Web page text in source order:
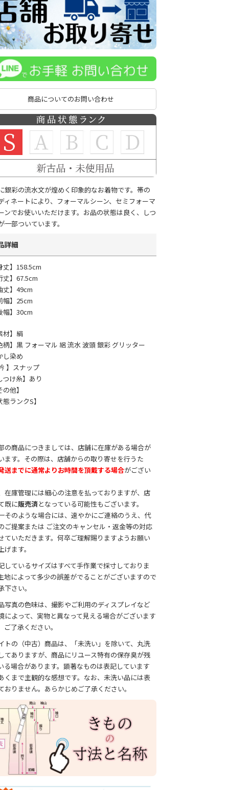
商品についてのお問い合わせ
銀彩の流水文が煌めく印象的なお着物です。帯の
ィネートにより、フォーマルシーン、セミフォーマ
ンでお使いいただけます。お品の状態は良く、しつ
一部ついています。
詳細
丈】158.5cm
丈】67.5cm
丈】49cm
幅】25cm
幅】30cm
材】絹
柄】黒 フォーマル 絽 流水 波頭 銀彩 グリッター
し染め
】スナップ
つけ糸】あり
他】
態ランクS】
の商品につきましては、店舗に在庫がある場合が
ます。その際は、店舗からの取り寄せを行うた
送までに通常よりお時間を頂戴する場合がござい
在庫管理には細心の注意を払っておりますが、店
既に販売済となっている可能性もございます。
そのような場合には、速やかにご連絡のうえ、代
ご提案または ご注文のキャンセル・返金等の対応
ていただきます。何卒ご理解賜りますようお願い
げます。
ているサイズはすべて手作業で採寸しておりま
地によって多少の誤差がでることがございますので
下さい。
写真の色味は、撮影やご利用のディスプレイなど
によって、実物と異なって見える場合がございます
ご了承ください。
トの（中古）商品は、「未洗い」を除いて、丸洗
てありますが、商品にリユース特有の保存臭が残
る場合があります。顕著なものは表記しています
くまで主観的な感想です。なお、未洗い品には表
おりません。あらかじめご了承ください。